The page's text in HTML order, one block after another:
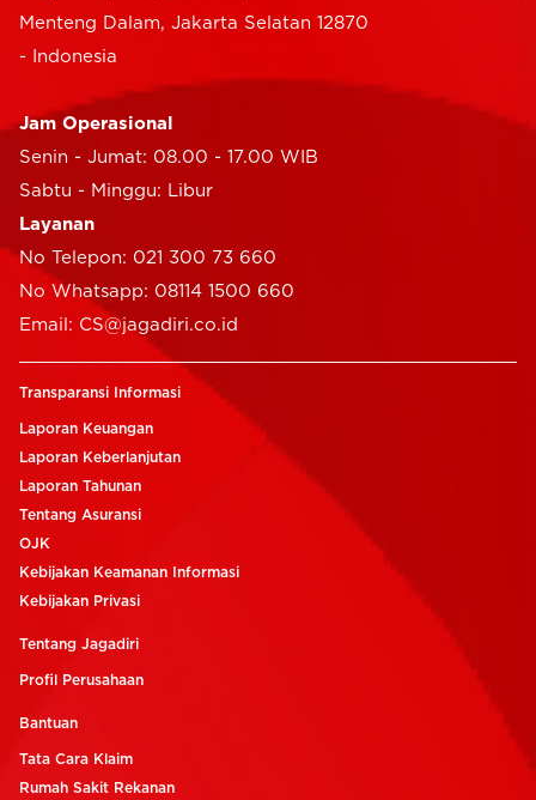
Menteng Dalam, Jakarta Selatan 12870
- Indonesia
Jam Operasional
Senin - Jumat: 08.00 - 17.00 WIB
Sabtu - Minggu: Libur
Layanan
No Telepon: 021 300 73 660
No Whatsapp: 08114 1500 660
Email: CS@jagadiri.co.id
Transparansi Informasi
Laporan Keuangan
Laporan Keberlanjutan
Laporan Tahunan
Tentang Asuransi
OJK
Kebijakan Keamanan Informasi
Kebijakan Privasi
Tentang Jagadiri
Profil Perusahaan
Bantuan
Tata Cara Klaim
Rumah Sakit Rekanan